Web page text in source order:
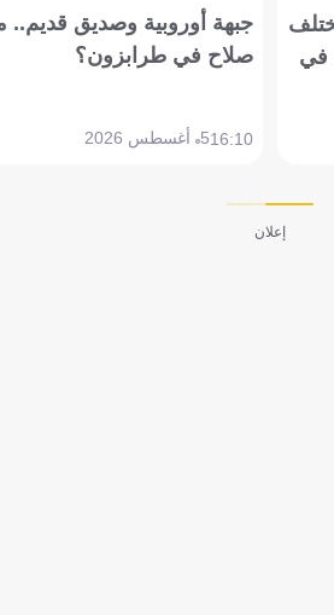
في
جبهة أوروبية وصديق قديم..
صلاح في طرابزون؟
16:105 أغسطس 2026
إعلان